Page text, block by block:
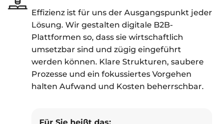
Effizienz ist für uns der Ausgangspunkt jeder
Lösung. Wir gestalten digitale B2B-
Plattformen so, dass sie wirtschaftlich
umsetzbar sind und zügig eingeführt
werden können. Klare Strukturen, saubere
Prozesse und ein fokussiertes Vorgehen
halten Aufwand und Kosten beherrschbar.
Für Sie heißt das: